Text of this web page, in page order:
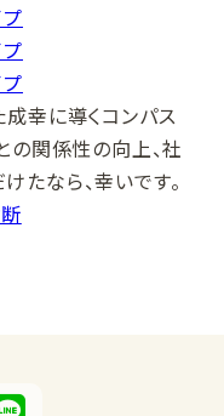
幸に導くコンパス
の関係性の向上、社
たなら、幸いです。